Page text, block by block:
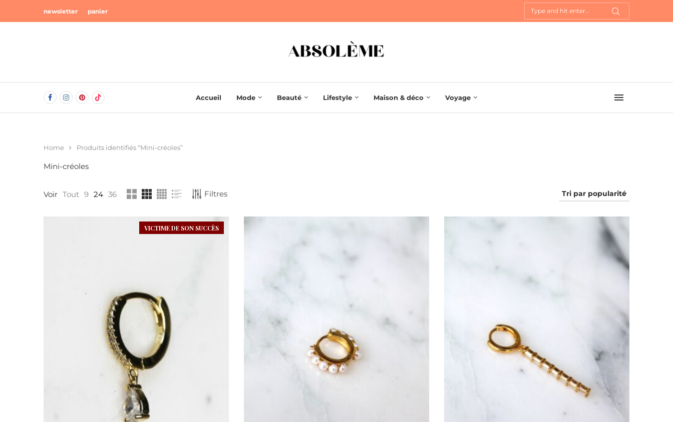
newsletter panier
Accueil Mode Beauté Lifestyle Maison & déco Voyage
Home Produits identifiés “Mini-créoles”
Mini-créoles
Voir Tout 9 24 36 Filtres
VICTIME DE SON SUCCÈS